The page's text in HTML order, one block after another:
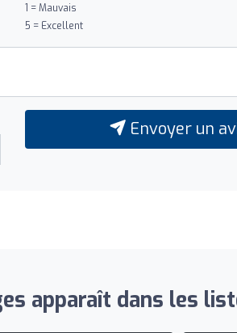
1 = Mauvais
5 = Excellent
Envoyer un
apparaît dans les